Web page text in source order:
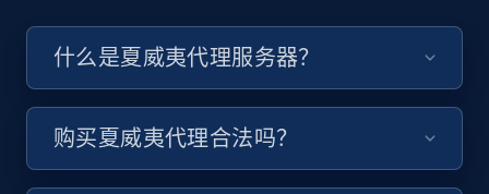
什么是夏威夷代理服务器？
购买夏威夷代理合法吗？